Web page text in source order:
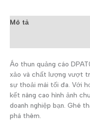
Mô tả
Áo thun quảng cáo
xảo và chất lượng vượt
sự thoải mái tối đa. Với
kết nâng cao hình ảnh
doanh nghiệp bạn. Ghé
phá thêm.